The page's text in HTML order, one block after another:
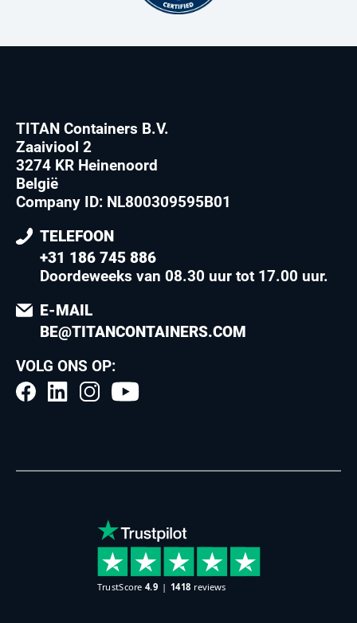
TITAN Containers B.V.
Zaaiviool 2
3274 KR Heinenoord
België
Company ID: NL800309595B01
TELEFOON
+31 186 745 886
Doordeweeks van 08.30 uur tot 17.00 uur.
E-MAIL
BE@TITANCONTAINERS.COM
VOLG ONS OP: